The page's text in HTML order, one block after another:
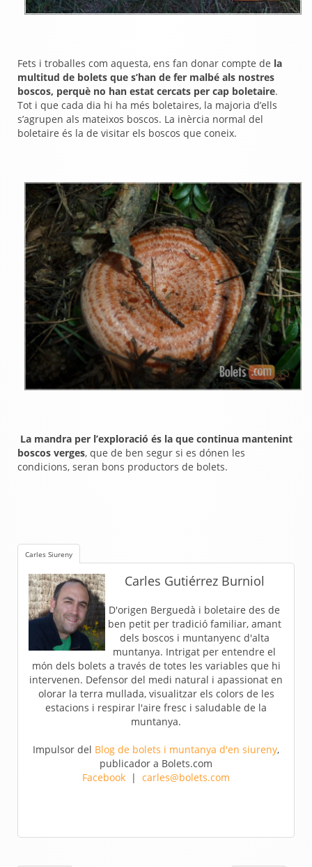
Fets i troballes com aquesta, ens fan donar compte de la
multitud de bolets que s’han de fer malbé als nostres
boscos, perquè no han estat cercats per cap boletaire.
Tot i que cada dia hi ha més boletaires, la majoria d’ells
s’agrupen als mateixos boscos. La inèrcia normal del
boletaire és la de visitar els boscos que coneix.
La mandra per l’exploració és la que continua mantenint
boscos verges, que de ben segur si es dónen les
condicions, seran bons productors de bolets.
Carles Siureny
Carles Gutiérrez Burniol
D'origen Berguedà i boletaire des de
ben petit per tradició familiar, amant
dels boscos i muntanyenc d'alta
muntanya. Intrigat per entendre el
món dels bolets a través de totes les variables que hi
intervenen. Defensor del medi natural i apassionat en
olorar la terra mullada, visualitzar els colors de les
estacions i respirar l'aire fresc i saludable de la
muntanya.
Impulsor del Blog de bolets i muntanya d'en siureny,
publicador a Bolets.com
Facebook | carles@bolets.com